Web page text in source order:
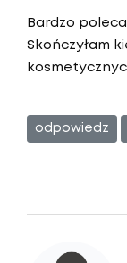
Bardzo
Skończyłam
odpowiedz